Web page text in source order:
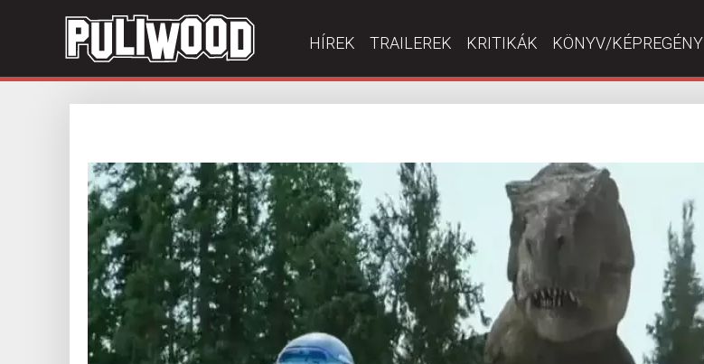
HÍREK TRAILEREK KRITIKÁK KÖNYV/KÉPREGÉNY